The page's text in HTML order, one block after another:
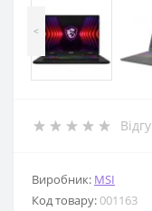
<
Виробник: MSI
Код товару:001163